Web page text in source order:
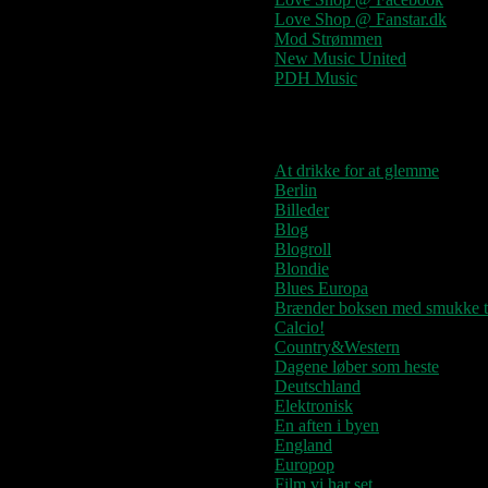
Love Shop @ Fanstar.dk
Mod Strømmen
New Music United
PDH Music
At drikke for at glemme
Berlin
Billeder
Blog
Blogroll
Blondie
Blues Europa
Brænder boksen med smukke
Calcio!
Country&Western
Dagene løber som heste
Deutschland
Elektronisk
En aften i byen
England
Europop
Film vi har set